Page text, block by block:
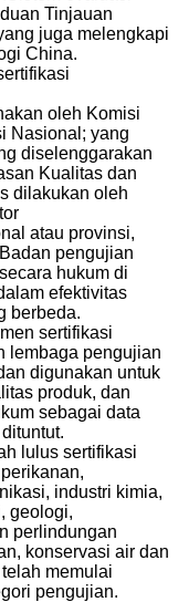
Tinjauan
juga melengkapi
China.
oleh Komisi
Nasional; yang
diselenggarakan
Kualitas dan
dilakukan oleh
atau provinsi,
pengujian
hukum di
efektivitas
berbeda.
sertifikasi
lembaga pengujian
digunakan untuk
produk, dan
sebagai data
lulus sertifikasi
industri kimia,
geologi,
perlindungan
konservasi air dan
memulai
pengujian.